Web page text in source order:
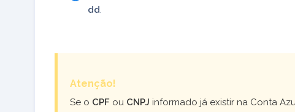
dd
Atenção!
Se o CPF ou CNPJ informado já existir na Conta